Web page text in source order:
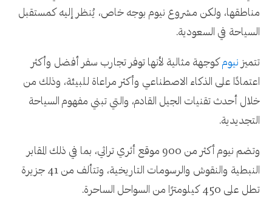
مناطقها، ولكن مشروع نيوم بوجه خاص، يُنظر إليه كمستقبل
السياحة في السعودية.
تتميز نيوم كوجهة مثالية لأنها توفر تجارب سفر أفضل وأكثر
اعتمادًا على الذكاء الاصطناعي وأكثر مراعاة للبيئة، وذلك من
خلال أحدث تقنيات الجيل القادم، والتي تبني مفهوم السياحة
التجديدية.
وتضم نيوم أكثر من 900 موقع أثري تراثي، بما في ذلك المقابر
النبطية والنقوش والرسومات التاريخية، وتتألف من 41 جزيرة
تطل على 450 كيلومترًا من السواحل الساحرة.